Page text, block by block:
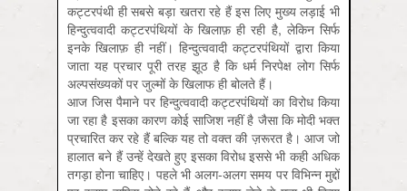
कट्टरपंथी ही सबसे बड़ा खतरा रहे हैं इस लिए मुख्य लड़ाई भी
हिन्दुत्ववादी कट्टरपंथियों के खिलाफ़ ही रही है, लेकिन सिर्फ
इनके खिलाफ़ ही नहीं। हिन्दुत्ववादी कट्टरपंथियों द्वारा किया
जाता यह प्रचार पूरी तरह झूठ है कि धर्म निरपेक्ष लोग सिर्फ
अल्पसंख्यकों पर जुल्मों के खिलाफ ही बोलते हैं।
आज जिस पैमाने पर हिन्दुत्ववादी कट्टरपंथियों का विरोध किया
जा रहा है इसका कारण कोई साजिश नहीं है जैसा कि मोदी भक्त
प्रचारित कर रहे हैं बल्कि यह तो वक्त की ज़रूरत है। आज जो
हालात बने हैं उन्हें देखते हुए इसका विरोध इससे भी कही अधिक
तगड़ा होना चाहिए। पहले भी अलग-अलग समय पर विभिन्न मुद्दों